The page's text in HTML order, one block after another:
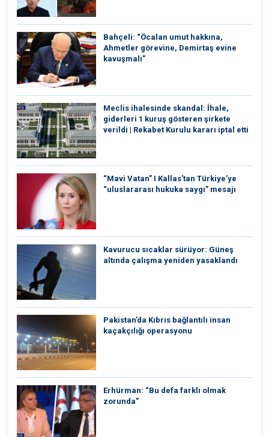
Bahçeli: “Öcalan umut hakkına,
Ahmetler görevine, Demirtaş evine
kavuşmalı”
Meclis ihalesinde skandal: İhale,
giderleri 1 kuruş gösteren şirkete
verildi | Rekabet Kurulu kararı iptal etti
“Mavi Vatan” I Kallas’tan Türkiye’ye
“uluslararası hukuka saygı” mesajı
Kavurucu sıcaklar sürüyor: Güneş
altında çalışma yeniden yasaklandı
Pakistan’da Kıbrıs bağlantılı insan
kaçakçılığı operasyonu
Erhürman: “Bu defa farklı olmak
zorunda”